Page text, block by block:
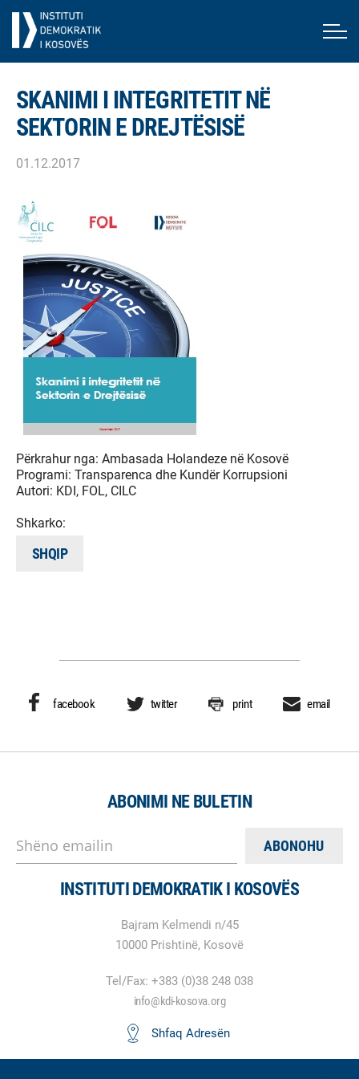
SKANIMI I INTEGRITETIT NË
SEKTORIN E DREJTËSISË
01.12.2017
Përkrahur nga: Ambasada Holandeze në Kosovë
Programi: Transparenca dhe Kundër Korrupsioni
Autori: KDI, FOL, CILC
Shkarko:
SHQIP
facebook twitter print email
ABONIMI NE BULETIN
Shëno emailin
INSTITUTI DEMOKRATIK I KOSOVËS
Bajram Kelmendi n/45
10000 Prishtinë, Kosovë
Tel/Fax: +383 (0)38 248 038
info@kdi-kosova.org
Shfaq Adresën